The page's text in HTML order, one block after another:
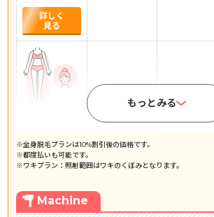
詳しく
見る
詳しく
見る
98,820円
5回コース
19,764円
もっとみる
※全身脱毛プランは10%割引後の価格です。
※都度払いも可能です。
※ワキプラン：照射範囲はワキのくぼみとなります。
Machine